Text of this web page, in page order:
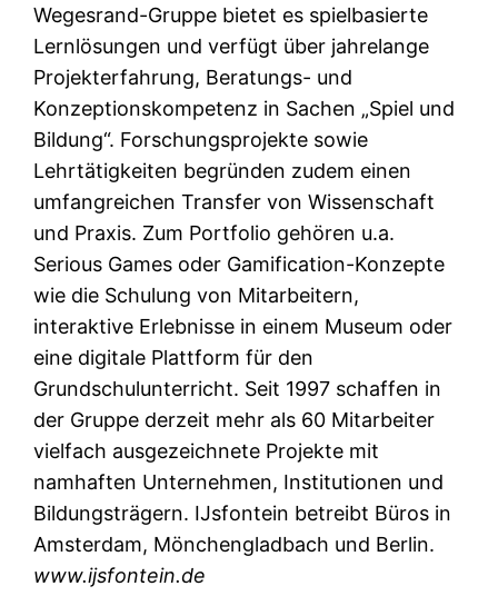
Wegesrand-Gruppe bietet es spielbasierte
Lernlösungen und verfügt über jahrelange
Projekterfahrung, Beratungs- und
Konzeptionskompetenz in Sachen „Spiel und
Bildung“. Forschungsprojekte sowie
Lehrtätigkeiten begründen zudem einen
umfangreichen Transfer von Wissenschaft
und Praxis. Zum Portfolio gehören u.a.
Serious Games oder Gamification-Konzepte
wie die Schulung von Mitarbeitern,
interaktive Erlebnisse in einem Museum oder
eine digitale Plattform für den
Grundschulunterricht. Seit 1997 schaffen in
der Gruppe derzeit mehr als 60 Mitarbeiter
vielfach ausgezeichnete Projekte mit
namhaften Unternehmen, Institutionen und
Bildungsträgern. IJsfontein betreibt Büros in
Amsterdam, Mönchengladbach und Berlin.
www.ijsfontein.de